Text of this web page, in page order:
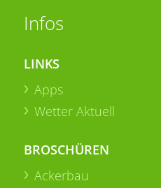
Infos
LINKS
Apps
Wetter Aktuell
BROSCHÜREN
Ackerbau